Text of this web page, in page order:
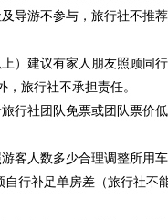
导游不参与，旅行社不推
）建议有家人朋友照顾同
旅行社不承担责任。
行社团队免票或团队票价
客人数多少合理调整所用车
行补足单房差（旅行社不